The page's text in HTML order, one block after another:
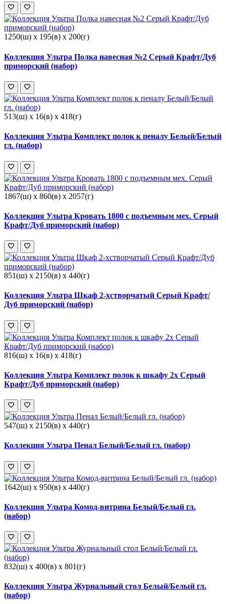
1250(ш) x 195(в) x 200(г)
Коллекция Ультра Полка навесная №2 Серый Крафт/Дуб
приморский (набор)
513(ш) x 16(в) x 418(г)
Коллекция Ультра Комплект полок к пеналу Белый/Белый
гл. (набор)
1867(ш) x 860(в) x 2057(г)
Коллекция Ультра Кровать 1800 с подъемным мех. Серый
Крафт/Дуб приморский (набор)
851(ш) x 2150(в) x 440(г)
Коллекция Ультра Шкаф 2-хстворчатый Серый Крафт/
Дуб приморский (набор)
816(ш) x 16(в) x 418(г)
Коллекция Ультра Комплект полок к шкафу 2х Серый
Крафт/Дуб приморский (набор)
547(ш) x 2150(в) x 440(г)
Коллекция Ультра Пенал Белый/Белый гл. (набор)
1642(ш) x 950(в) x 440(г)
Коллекция Ультра Комод-витрина Белый/Белый гл.
(набор)
832(ш) x 400(в) x 801(г)
Коллекция Ультра Журнальный стол Белый/Белый гл.
(набор)